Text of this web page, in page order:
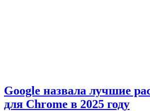
Google назвала лучшие
для Chrome в 2025 году